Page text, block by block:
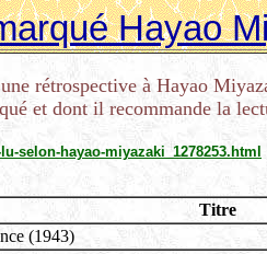
Hayao
rétrospective à Hayao
et dont il recommande la
selon-hayao-miyazaki_1278253.html
Titre
(1943)